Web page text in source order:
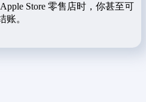
Store 零售店时，你甚至可
账。